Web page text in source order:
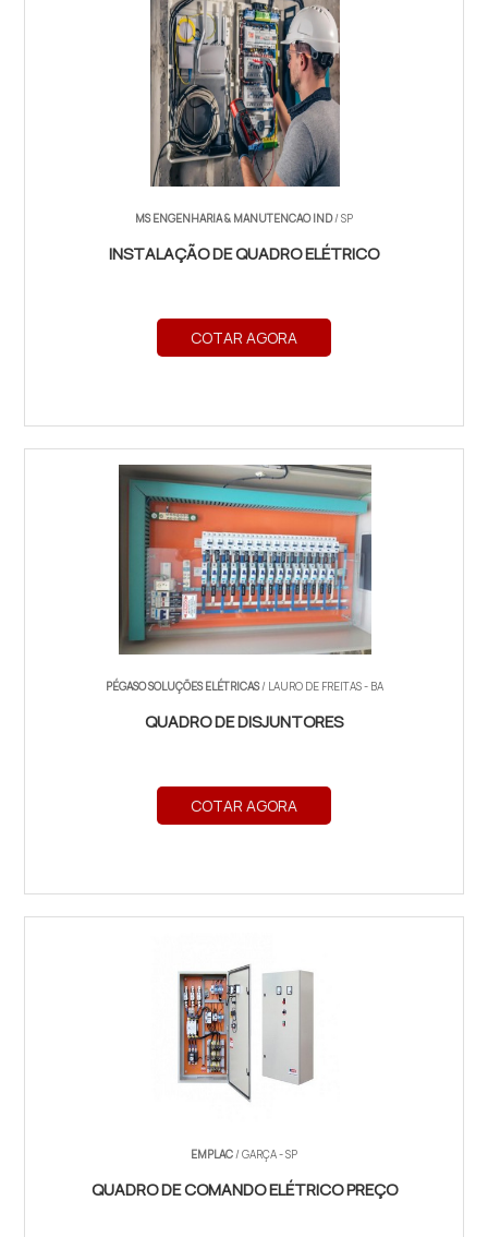
MS ENGENHARIA & MANUTENCAO IND/ SP
INSTALAÇÃO DE QUADRO ELÉTRICO
COTAR AGORA
PÉGASO SOLUÇÕES ELÉTRICAS/ LAURO DE FREITAS - BA
QUADRO DE DISJUNTORES
COTAR AGORA
EMPLAC/ GARÇA - SP
QUADRO DE COMANDO ELÉTRICO PREÇO